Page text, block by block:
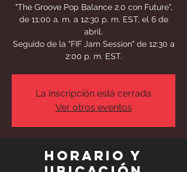
"The Groove Pop Balance 2.0 con Future",
de 11:00 a. m. a 12:30 p. m. EST, el 6 de
abril.
Seguido de la "FIF Jam Session" de 12:30 a
2:00 p. m. EST.
La inscripción está cerrada
Ver otros eventos
Horario y